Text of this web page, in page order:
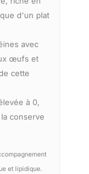
d'un plat
avec
œufs et
cette
à 0,
conserve
et lipidique.